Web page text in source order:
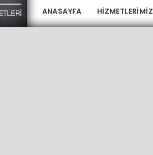
ANASAYFA HİZMETLERİMİZ